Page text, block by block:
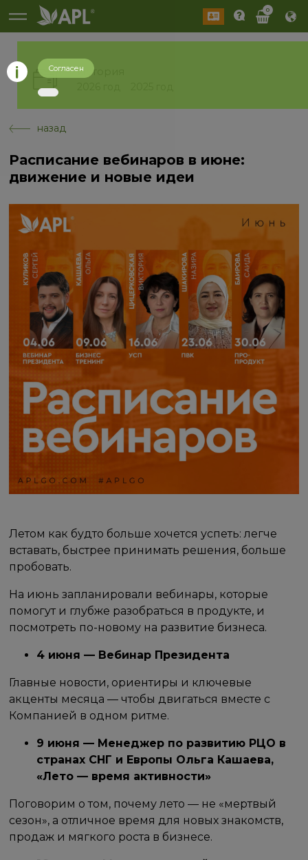
0
История
назад
Расписание вебинаров в июне:
движение и новые идеи
Летом как будто больше хочется успеть: легче
вставать, быстрее принимать решения, больше
пробовать.
На июнь запланировали вебинары, которые
помогут и глубже разобраться в продукте, и
посмотреть по-новому на развитие бизнеса.
4 июня — Вебинар Президента
Главные новости, ориентиры и ключевые
акценты месяца — чтобы двигаться вместе с
Компанией в одном ритме.
9 июня — Менеджер по развитию РЦО в
странах СНГ и Европы Ольга Кашаева,
«Лето — время активности»
Поговорим о том, почему лето — не «мертвый
сезон», а отличное время для новых знакомств,
продаж и мягкого роста в бизнесе.
Согласен